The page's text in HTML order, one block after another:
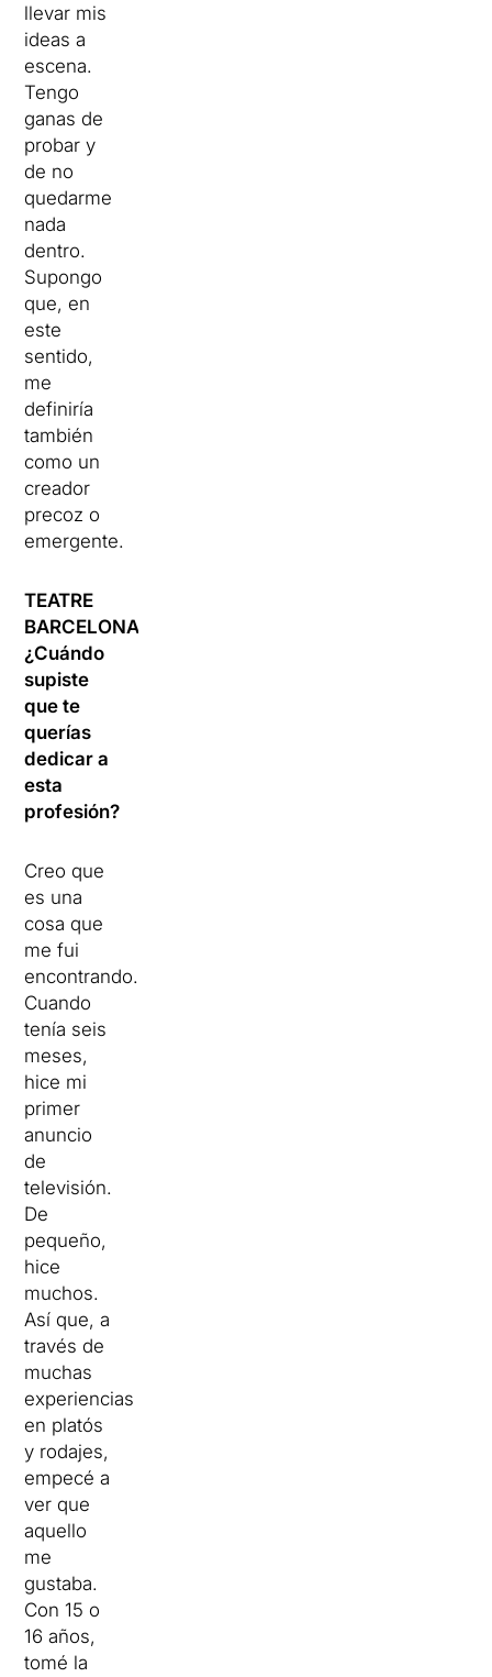
llevar mis
ideas a
escena.
Tengo
ganas de
probar y
de no
quedarme
nada
dentro.
Supongo
que, en
este
sentido,
me
definiría
también
como un
creador
precoz o
emergente.
TEATRE
BARCELONA:
¿Cuándo
supiste
que te
querías
dedicar a
esta
profesión?
Creo que
es una
cosa que
me fui
encontrando.
Cuando
tenía seis
meses,
hice mi
primer
anuncio
de
televisión.
De
pequeño,
hice
muchos.
Así que, a
través de
muchas
experiencias
en platós
y rodajes,
empecé a
ver que
aquello
me
gustaba.
Con 15 o
16 años,
tomé la